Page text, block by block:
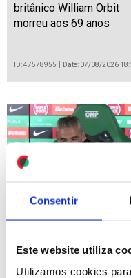
Consentir
Este website utiliza
Utilizamos cookies
britânico William Orbit
morreu aos 69 anos
ID: 47578955 Date: 07/08/2026
(editado)